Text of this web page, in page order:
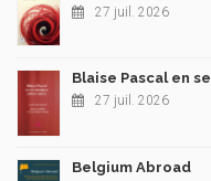
27 juil. 2026
Blaise Pascal en
27 juil. 2026
Belgium Abroad